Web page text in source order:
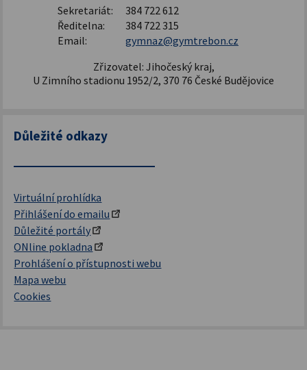
Sekretariát:
384 722 612
Ředitelna:
384 722 315
Email:
gymnaz@gymtrebon.cz
Zřizovatel: Jihočeský kraj,
U Zimního stadionu 1952/2, 370 76 České Budějovice
Důležité odkazy
Virtuální prohlídka
Přihlášení do emailu
Důležité portály
ONline pokladna
Prohlášení o přístupnosti webu
Mapa webu
Cookies